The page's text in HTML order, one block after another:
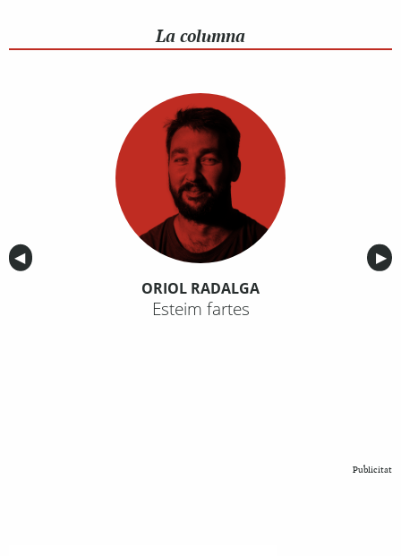
La columna
Anterior
◀︎ ▶︎
ORIOL RADALGA
Esteim fartes
Publicitat